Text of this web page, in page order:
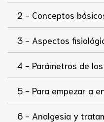
2 - Conceptos
3 - Aspectos
4 - Parámetros de
5 - Para empezar a
6 - Analgesia y